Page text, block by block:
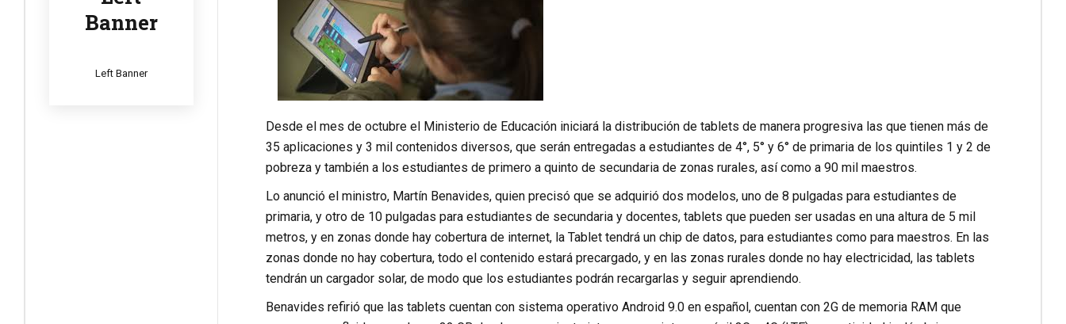
Banner
Left Banner
Desde el mes de octubre el Ministerio de Educación iniciará la distribución de tablets de manera progresiva las que tienen más de
35 aplicaciones y 3 mil contenidos diversos, que serán entregadas a estudiantes de 4°, 5° y 6° de primaria de los quintiles 1 y 2 de
pobreza y también a los estudiantes de primero a quinto de secundaria de zonas rurales, así como a 90 mil maestros.
Lo anunció el ministro, Martín Benavides, quien precisó que se adquirió dos modelos, uno de 8 pulgadas para estudiantes de
primaria, y otro de 10 pulgadas para estudiantes de secundaria y docentes, tablets que pueden ser usadas en una altura de 5 mil
metros, y en zonas donde hay cobertura de internet, la Tablet tendrá un chip de datos, para estudiantes como para maestros. En las
zonas donde no hay cobertura, todo el contenido estará precargado, y en las zonas rurales donde no hay electricidad, las tablets
tendrán un cargador solar, de modo que los estudiantes podrán recargarlas y seguir aprendiendo.
Benavides refirió que las tablets cuentan con sistema operativo Android 9.0 en español, cuentan con 2G de memoria RAM que